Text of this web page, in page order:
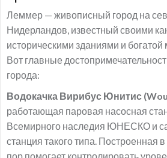
Леммер — живописный город на
Нидерландов, известный своими
историческими зданиями и богатой
Вот главные
города:
Водокачка Вирибус Юнитис
работающая паровая насосная
Всемирного наследия ЮНЕСКО и
станция такого типа. Построенная
пор помогает контролировать